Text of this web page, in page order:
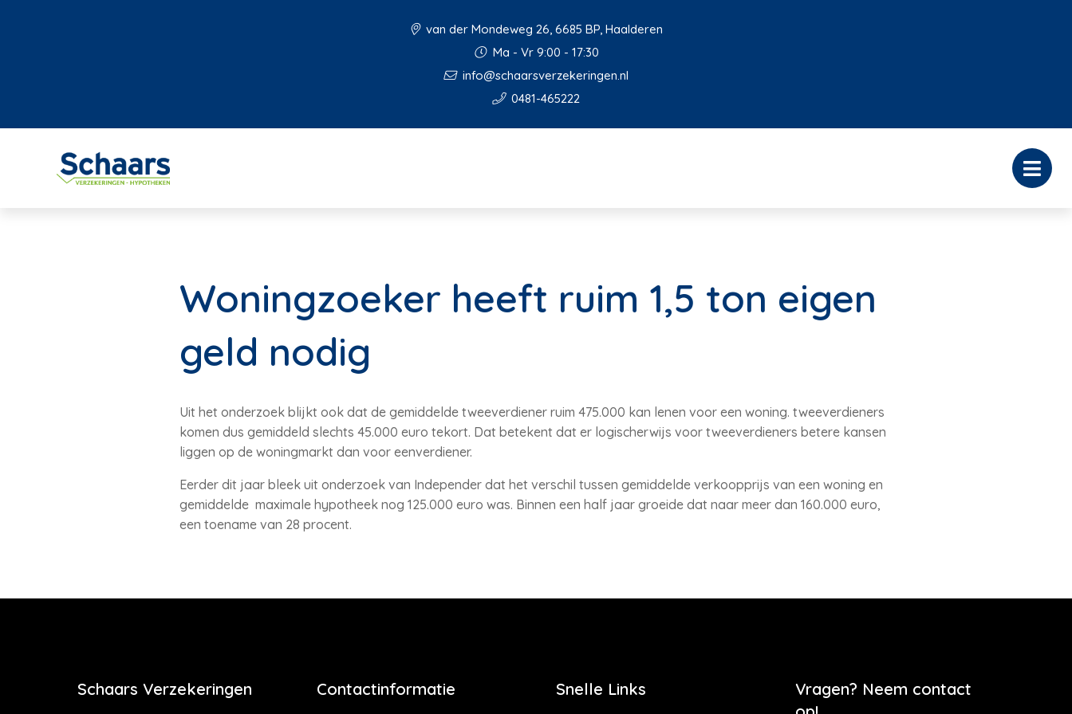
van der Mondeweg 26, 6685 BP, Haalderen
Ma - Vr 9:00 - 17:30
info@schaarsverzekeringen.nl
0481-465222
Woningzoeker heeft ruim 1,5 ton eigen
geld nodig
Uit het onderzoek blijkt ook dat de gemiddelde tweeverdiener ruim 475.000 kan lenen voor een woning. tweeverdieners
komen dus gemiddeld slechts 45.000 euro tekort. Dat betekent dat er logischerwijs voor tweeverdieners betere kansen
liggen op de woningmarkt dan voor eenverdiener.
Eerder dit jaar bleek uit onderzoek van Independer dat het verschil tussen gemiddelde verkoopprijs van een woning en
gemiddelde maximale hypotheek nog 125.000 euro was. Binnen een half jaar groeide dat naar meer dan 160.000 euro,
een toename van 28 procent.
Schaars Verzekeringen Contactinformatie Snelle Links
Vragen? Neem contact